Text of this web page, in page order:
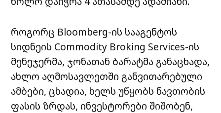
როგორც Bloomberg-ის სააგენტოს
სიდნეის Commodity Broking Services-ის
მენეჯერმა, ჯონათან ბარატმა განაცხადა,
ახლო აღმოსავლეთში განვითარებული
ამბები, ცხადია, ხელს უწყობს ნავთობის
ფასის ზრდას, ინვესტორები შიშობენ,